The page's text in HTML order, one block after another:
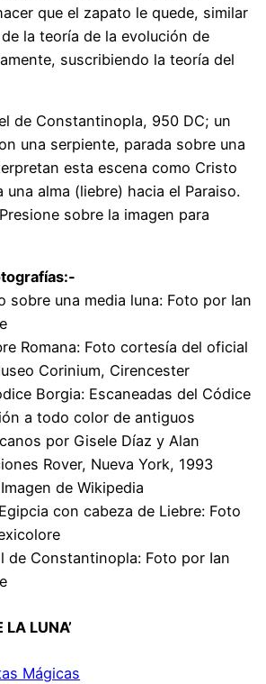
que el zapato le quede, similar
la teoría de la evolución de
suscribiendo la teoría del
de Constantinopla, 950 DC; un
una serpiente, parada sobre una
esta escena como Cristo
una alma (liebre) hacia el Paraiso.
sobre la imagen para
sobre una media luna: Foto por Ian
Romana: Foto cortesía del oficial
Corinium, Cirencester
Borgia: Escaneadas del Códice
a todo color de antiguos
por Gisele Díaz y Alan
Rover, Nueva York, 1993
de Wikipedia
con cabeza de Liebre: Foto
de Constantinopla: Foto por Ian
LA LUNA’
Mágicas